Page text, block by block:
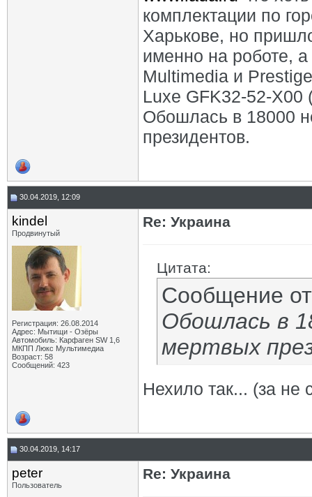
комплектации по
Харькове, но
именно на роботе,
Multimedia и
Luxe GFK32-52-X00
Обошлась в 18000
президентов.
30.04.2019, 12:09
kindel
Продвинутый
Регистрация: 26.08.2014
Адрес: Мытищи - Озёры
Автомобиль: Карфаген SW 1,6
МКПП Люкс Мультимедиа
Возраст: 58
Сообщений: 423
Re: Украина
Цитата:
Сообщение
Обошлась в
мертвых
Нехило так... (за не
30.04.2019, 14:17
peter
Пользователь
Re: Украина